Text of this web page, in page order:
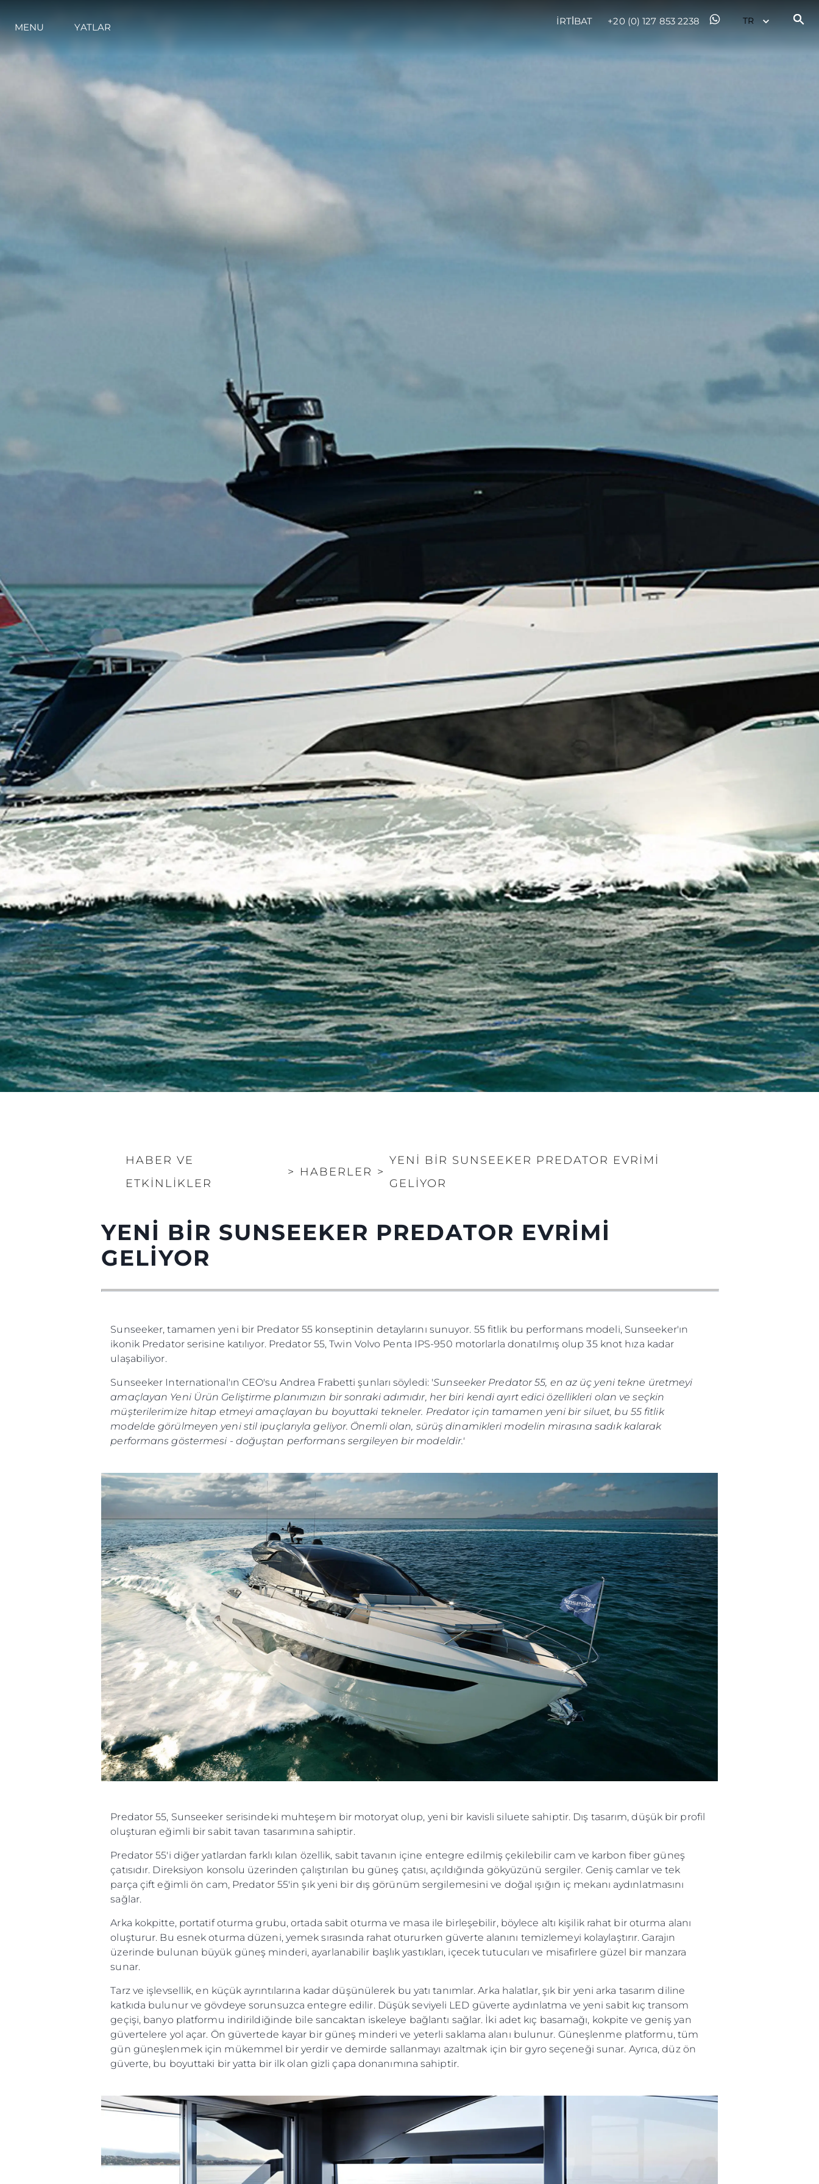
MENU YATLAR
İRTİBAT +20 (0) 127 853 2238
HABER VE
ETKINLIKLER
> HABERLER >
YENİ BİR SUNSEEKER PREDATOR EVRİMİ
GELİYOR
YENİ BİR SUNSEEKER PREDATOR EVRİMİ
GELİYOR
Sunseeker, tamamen yeni bir Predator 55 konseptinin detaylarını sunuyor. 55 fitlik bu performans modeli, Sunseeker'ın
ikonik Predator serisine katılıyor. Predator 55, Twin Volvo Penta IPS-950 motorlarla donatılmış olup 35 knot hıza kadar
ulaşabiliyor.
Sunseeker International'ın CEO'su Andrea Frabetti şunları söyledi: 'Sunseeker Predator 55, en az üç yeni tekne üretmeyi
amaçlayan Yeni Ürün Geliştirme planımızın bir sonraki adımıdır, her biri kendi ayırt edici özellikleri olan ve seçkin
müşterilerimize hitap etmeyi amaçlayan bu boyuttaki tekneler. Predator için tamamen yeni bir siluet, bu 55 fitlik
modelde görülmeyen yeni stil ipuçlarıyla geliyor. Önemli olan, sürüş dinamikleri modelin mirasına sadık kalarak
performans göstermesi - doğuştan performans sergileyen bir modeldir.'
Predator 55, Sunseeker serisindeki muhteşem bir motoryat olup, yeni bir kavisli siluete sahiptir. Dış tasarım, düşük bir profil
oluşturan eğimli bir sabit tavan tasarımına sahiptir.
Predator 55'i diğer yatlardan farklı kılan özellik, sabit tavanın içine entegre edilmiş çekilebilir cam ve karbon fiber güneş
çatısıdır. Direksiyon konsolu üzerinden çalıştırılan bu güneş çatısı, açıldığında gökyüzünü sergiler. Geniş camlar ve tek
parça çift eğimli ön cam, Predator 55'in şık yeni bir dış görünüm sergilemesini ve doğal ışığın iç mekanı aydınlatmasını
sağlar.
Arka kokpitte, portatif oturma grubu, ortada sabit oturma ve masa ile birleşebilir, böylece altı kişilik rahat bir oturma alanı
oluşturur. Bu esnek oturma düzeni, yemek sırasında rahat otururken güverte alanını temizlemeyi kolaylaştırır. Garajın
üzerinde bulunan büyük güneş minderi, ayarlanabilir başlık yastıkları, içecek tutucuları ve misafirlere güzel bir manzara
sunar.
Tarz ve işlevsellik, en küçük ayrıntılarına kadar düşünülerek bu yatı tanımlar. Arka halatlar, şık bir yeni arka tasarım diline
katkıda bulunur ve gövdeye sorunsuzca entegre edilir. Düşük seviyeli LED güverte aydınlatma ve yeni sabit kıç transom
geçişi, banyo platformu indirildiğinde bile sancaktan iskeleye bağlantı sağlar. İki adet kıç basamağı, kokpite ve geniş yan
güvertelere yol açar. Ön güvertede kayar bir güneş minderi ve yeterli saklama alanı bulunur. Güneşlenme platformu, tüm
gün güneşlenmek için mükemmel bir yerdir ve demirde sallanmayı azaltmak için bir gyro seçeneği sunar. Ayrıca, düz ön
güverte, bu boyuttaki bir yatta bir ilk olan gizli çapa donanımına sahiptir.
Bilgi
Si̇te Hari̇tasi
İrti̇bat
Çerez Tercihleri
Yasal Haklar
Privacy Policy
MODERN SLAVERY
TERMS & CONDITIONS
COOKIE POLICY
RECRUITMENT
Şi̇rket
Brokerage
Kiralama
Haberler
Etkinlikler
Yenilik
Şi̇rket
Ekip
Yaşam Şekli̇
Teknenizin Piyasa Değerini
Öğrenin